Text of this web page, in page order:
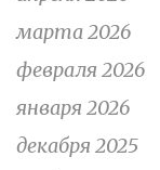
марта 2026
февраля 2026
января 2026
декабря 2025